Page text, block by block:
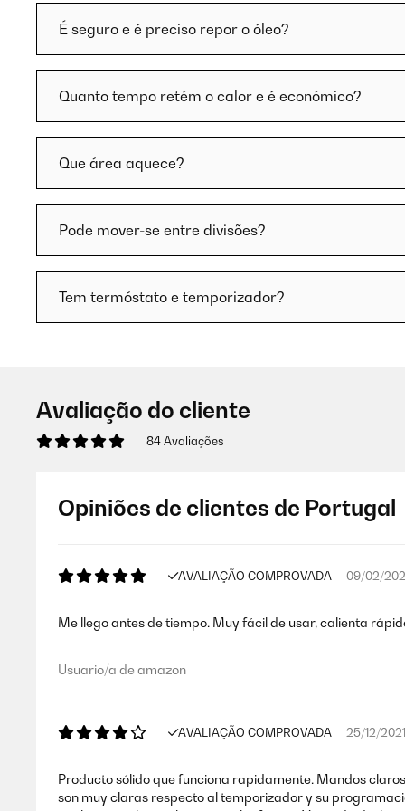
É seguro e é preciso repor o óleo?
Quanto tempo retém o calor e é económico?
Que área aquece?
Pode mover-se entre divisões?
Tem termóstato e temporizador?
Avaliação do cliente
84 Avaliações
Opiniões de clientes de Portugal
AVALIAÇÃO COMPROVADA 09/02/
Me llego antes de tiempo. Muy fácil de usar, calienta
Usuario/a de amazon
AVALIAÇÃO COMPROVADA 25/12/2021
Producto sólido que funciona rapidamente. Mandos
son muy claras respecto al temporizador y su